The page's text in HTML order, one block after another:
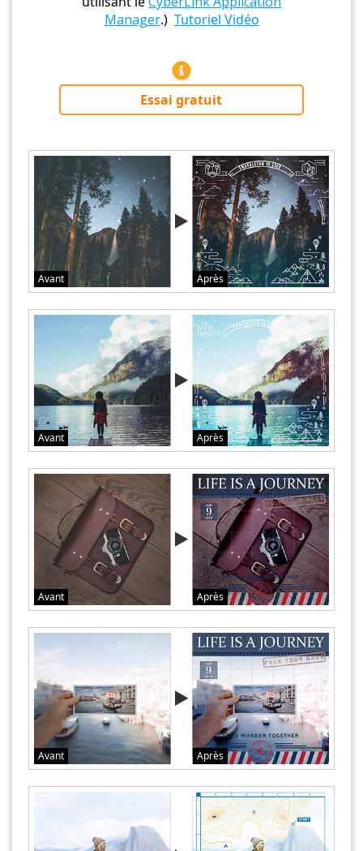
Manager.) Tutoriel Vidéo
Essai gratuit
Avant Après
Avant Après
Avant Après
Avant Après